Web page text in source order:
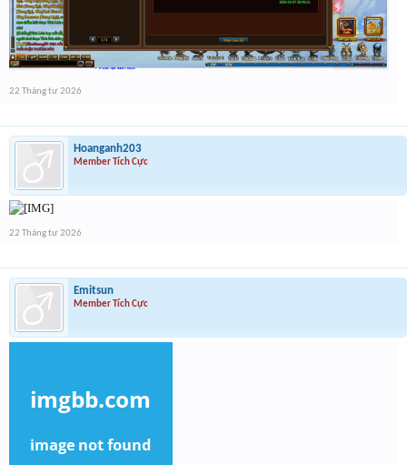
22 Tháng tư 2026
Hoanganh203
Member Tích Cực
22 Tháng tư 2026
Emitsun
Member Tích Cực